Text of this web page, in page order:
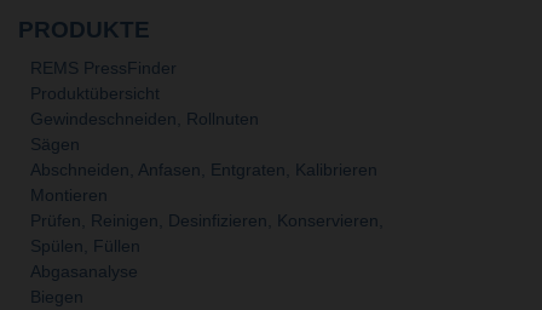
PRODUKTE
REMS PressFinder
Produktübersicht
Gewindeschneiden, Rollnuten
Sägen
Abschneiden, Anfasen, Entgraten, Kalibrieren
Montieren
Prüfen, Reinigen, Desinfizieren, Konservieren,
Spülen, Füllen
Abgasanalyse
Biegen